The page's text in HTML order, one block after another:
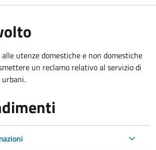
utenze domestiche e non domestiche
un reclamo relativo al servizio di